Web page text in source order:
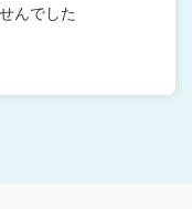
んでした